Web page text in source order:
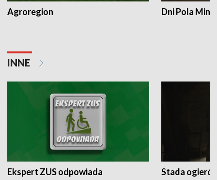
Agroregion Dni Pola
INNE
Ekspert ZUS odpowiada Stada